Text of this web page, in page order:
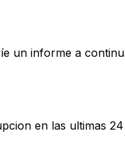
un informe a
en las ultimas